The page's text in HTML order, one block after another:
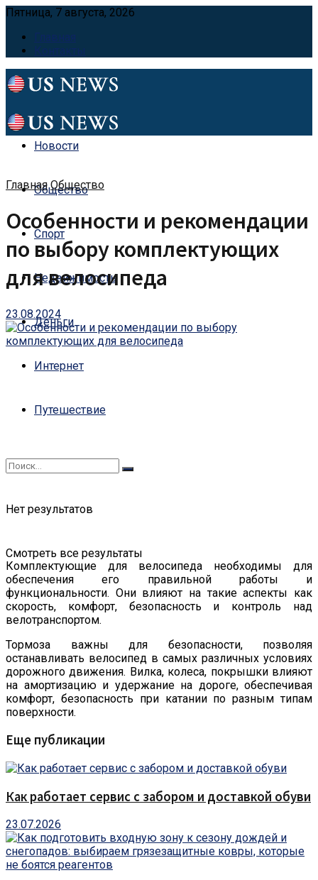
Пятница, 7 августа, 2026
Главная
Контакты
Новости
Общество
Спорт
Недвижимость
Деньги
Интернет
Путешествие
Нет результатов
Смотреть все результаты
Главная Общество
Особенности и рекомендации
по выбору комплектующих
для велосипеда
23.08.2024
Комплектующие для велосипеда необходимы для
обеспечения его правильной работы и
функциональности. Они влияют на такие аспекты как
скорость, комфорт, безопасность и контроль над
велотранспортом.
Тормоза важны для безопасности, позволяя
останавливать велосипед в самых различных условиях
дорожного движения. Вилка, колеса, покрышки влияют
на амортизацию и удержание на дороге, обеспечивая
комфорт, безопасность при катании по разным типам
поверхности.
Еще публикации
Как работает сервис с забором и доставкой обуви
23.07.2026